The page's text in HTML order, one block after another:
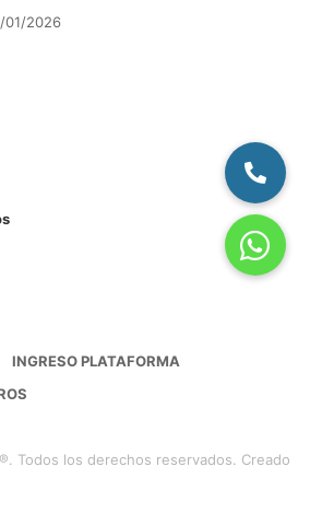
01/2026
INGRESO PLATAFORMA
Todos los derechos reservados. Creado